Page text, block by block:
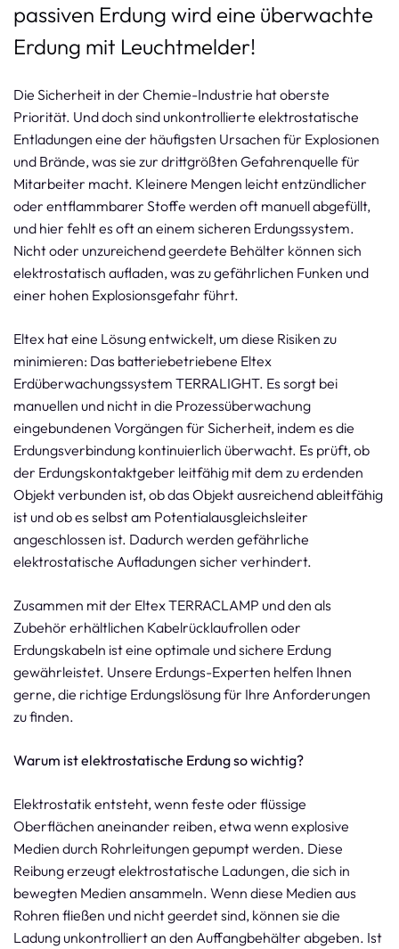
passiven Erdung wird eine überwachte
Erdung mit Leuchtmelder!
Die Sicherheit in der Chemie-Industrie hat oberste
Priorität. Und doch sind unkontrollierte elektrostatische
Entladungen eine der häufigsten Ursachen für Explosionen
und Brände, was sie zur drittgrößten Gefahrenquelle für
Mitarbeiter macht. Kleinere Mengen leicht entzündlicher
oder entflammbarer Stoffe werden oft manuell abgefüllt,
und hier fehlt es oft an einem sicheren Erdungssystem.
Nicht oder unzureichend geerdete Behälter können sich
elektrostatisch aufladen, was zu gefährlichen Funken und
einer hohen Explosionsgefahr führt.
Eltex hat eine Lösung entwickelt, um diese Risiken zu
minimieren: Das batteriebetriebene Eltex
Erdüberwachungssystem TERRALIGHT. Es sorgt bei
manuellen und nicht in die Prozessüberwachung
eingebundenen Vorgängen für Sicherheit, indem es die
Erdungsverbindung kontinuierlich überwacht. Es prüft, ob
der Erdungskontaktgeber leitfähig mit dem zu erdenden
Objekt verbunden ist, ob das Objekt ausreichend ableitfähig
ist und ob es selbst am Potentialausgleichsleiter
angeschlossen ist. Dadurch werden gefährliche
elektrostatische Aufladungen sicher verhindert.
Zusammen mit der Eltex TERRACLAMP und den als
Zubehör erhältlichen Kabelrücklaufrollen oder
Erdungskabeln ist eine optimale und sichere Erdung
gewährleistet. Unsere Erdungs-Experten helfen Ihnen
gerne, die richtige Erdungslösung für Ihre Anforderungen
zu finden.
Warum ist elektrostatische Erdung so wichtig?
Elektrostatik entsteht, wenn feste oder flüssige
Oberflächen aneinander reiben, etwa wenn explosive
Medien durch Rohrleitungen gepumpt werden. Diese
Reibung erzeugt elektrostatische Ladungen, die sich in
bewegten Medien ansammeln. Wenn diese Medien aus
Rohren fließen und nicht geerdet sind, können sie die
Ladung unkontrolliert an den Auffangbehälter abgeben. Ist